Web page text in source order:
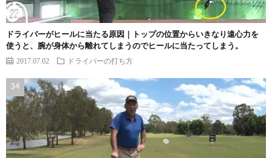
ドライバーがヒールに当たる原因｜トップの位置からいきなり遠心力を
使うと、腕が身体から離れてしまうのでヒールに当たってしまう。
2017.07.02 ドライバーの打ち方